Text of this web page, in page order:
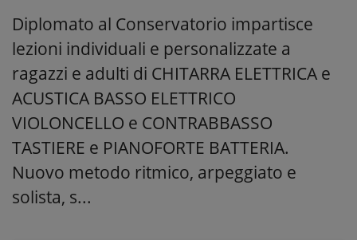
Diplomato al Conservatorio impartisce
lezioni individuali e personalizzate a
ragazzi e adulti di CHITARRA ELETTRICA e
ACUSTICA BASSO ELETTRICO
VIOLONCELLO e CONTRABBASSO
TASTIERE e PIANOFORTE BATTERIA.
Nuovo metodo ritmico, arpeggiato e
solista, s...